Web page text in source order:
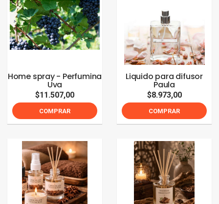
Home spray - Perfumina
Uva
$11.507,00
COMPRAR
Liquido para difusor
Paula
$8.973,00
COMPRAR